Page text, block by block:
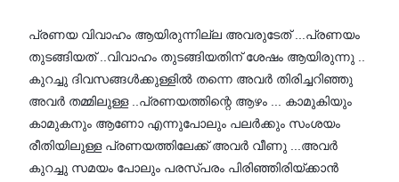
പ്രണയ വിവാഹം ആയിരുന്നില്ല അവരുടേത് ...പ്രണയം
തുടങ്ങിയത് ..വിവാഹം തുടങ്ങിയതിന് ശേഷം ആയിരുന്നു ..
കുറച്ചു ദിവസങ്ങൾക്കുള്ളിൽ തന്നെ അവർ തിരിച്ചറിഞ്ഞു
അവർ തമ്മിലുള്ള ..പ്രണയത്തിന്റെ ആഴം ... കാമുകിയും
കാമുകനും ആണോ എന്നുപോലും പലർക്കും സംശയം
രീതിയിലുള്ള പ്രണയത്തിലേക്ക് അവർ വീണു ...അവർ
കുറച്ചു സമയം പോലും പരസ്പരം പിരിഞ്ഞിരിയ്ക്കാൻ